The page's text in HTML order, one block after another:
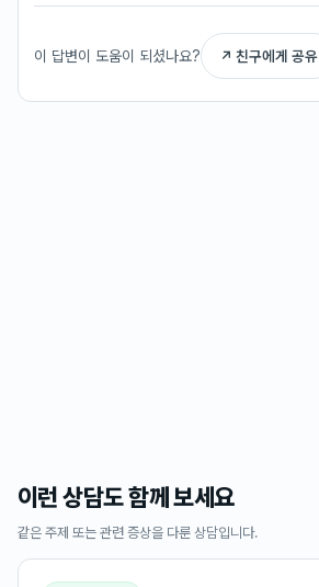
이 답변이 도움이 되셨나요? ↗ 친구에게 공유
이런 상담도 함께 보세요
같은 주제 또는 관련 증상을 다룬 상담입니다.